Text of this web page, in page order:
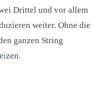
Drittel und vor allem
weiter. Ohne die
ganzen String